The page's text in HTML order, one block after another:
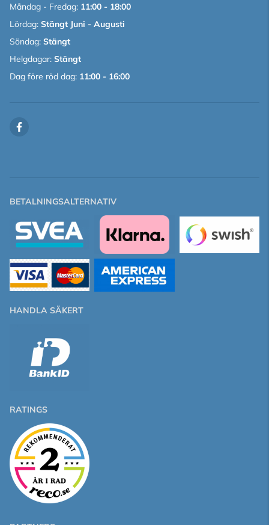
Måndag - Fredag: 11:00 - 18:00
Lördag: Stängt Juni - Augusti
Söndag: Stängt
Helgdagar: Stängt
Dag före röd dag: 11:00 - 16:00
BETALNINGSALTERNATIV
HANDLA SÄKERT
RATINGS